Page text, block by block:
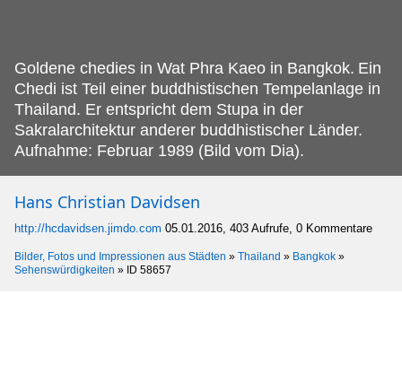
Goldene chedies in Wat Phra Kaeo in Bangkok. Ein
Chedi ist Teil einer buddhistischen Tempelanlage in
Thailand. Er entspricht dem Stupa in der
Sakralarchitektur anderer buddhistischer Länder.
Aufnahme: Februar 1989 (Bild vom Dia).
Hans Christian Davidsen
http://hcdavidsen.jimdo.com 05.01.2016, 403 Aufrufe, 0 Kommentare
Bilder, Fotos und Impressionen aus Städten » Thailand » Bangkok »
Sehenswürdigkeiten » ID 58657